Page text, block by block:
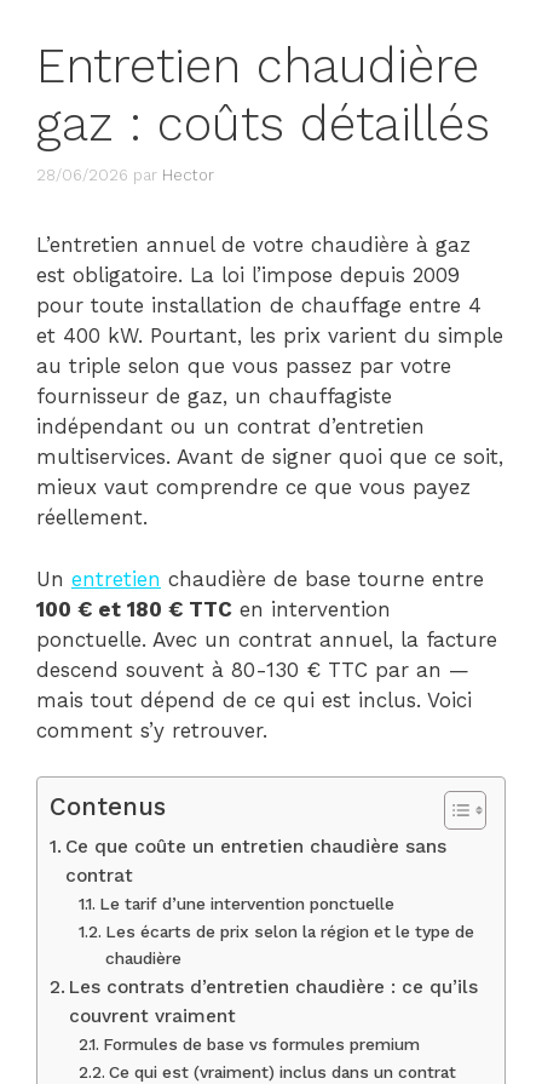
Entretien chaudière
gaz : coûts détaillés
28/06/2026 par Hector
L’entretien annuel de votre chaudière à gaz
est obligatoire. La loi l’impose depuis 2009
pour toute installation de chauffage entre 4
et 400 kW. Pourtant, les prix varient du simple
au triple selon que vous passez par votre
fournisseur de gaz, un chauffagiste
indépendant ou un contrat d’entretien
multiservices. Avant de signer quoi que ce soit,
mieux vaut comprendre ce que vous payez
réellement.
Un entretien chaudière de base tourne entre
100 € et 180 € TTC en intervention
ponctuelle. Avec un contrat annuel, la facture
descend souvent à 80-130 € TTC par an —
mais tout dépend de ce qui est inclus. Voici
comment s’y retrouver.
Contenus
Ce que coûte un entretien chaudière sans
contrat
Le tarif d’une intervention ponctuelle
Les écarts de prix selon la région et le type de
chaudière
Les contrats d’entretien chaudière : ce qu’ils
couvrent vraiment
Formules de base vs formules premium
Ce qui est (vraiment) inclus dans un contrat